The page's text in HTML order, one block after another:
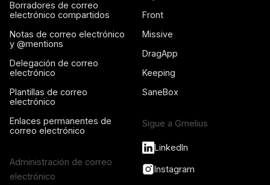
Borradores de correo
electrónico compartidos
Notas de correo electrónico
y @mentions
Delegación de correo
electrónico
Plantillas de correo
electrónico
Enlaces permanentes de
correo electrónico
Administración de correo
electrónico
Front
Missive
DragApp
Keeping
SaneBox
Sigue a Gmelius
LinkedIn
Instagram